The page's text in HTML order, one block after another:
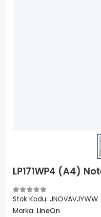
LP171WP4 (A4)
Stok Kodu: JNOVAVJYWW
Marka: LineOn